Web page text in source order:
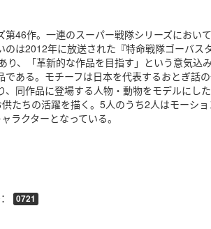
第46作。一連のスーパー戦隊シリーズにおい
のは2012年に放送された『特命戦隊ゴーバス
り、「革新的な作品を目指す」という意気込
である。モチーフは日本を代表するおとぎ話
、同作品に登場する人物・動物をモデルにし
たちの活躍を描く。5人のうち2人はモーシ
ラクターとなっている。
0721